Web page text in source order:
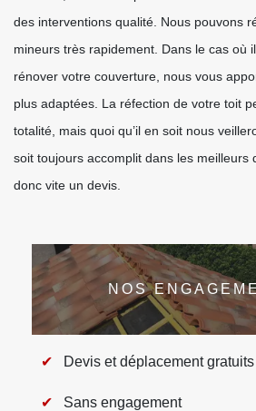
des interventions qualité. Nous pouvons
mineurs très rapidement. Dans le cas où
rénover votre couverture, nous vous
plus adaptées. La réfection de votre toit
totalité, mais quoi qu’il en soit nous
soit toujours accomplit dans les meilleurs
donc vite un devis.
NOS
Devis et déplacement gratuits
Sans engagement